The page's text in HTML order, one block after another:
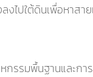
งไปใต้ดินเพื่อหาส
รรมพื้นฐานและกา